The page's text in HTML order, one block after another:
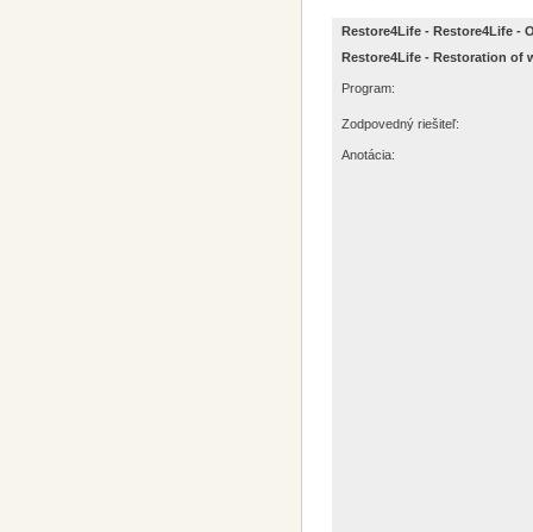
Restore4Life - Restore4Life -
Restore4Life - Restoration of
Program:
Zodpovedný riešiteľ:
Anotácia: